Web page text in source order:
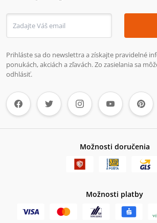
Prihláste sa do newslettra a získajte pravidelné
ponukách, akciách a zľavách. Zo zasielania sa
odhlásiť.
Možnosti doručenia
Možnosti platby